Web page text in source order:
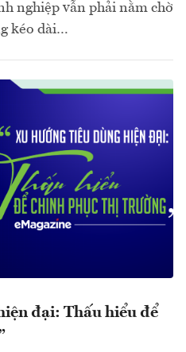
nghiệp vẫn phải nằm chờ
kéo dài…
đại: Thấu hiểu để